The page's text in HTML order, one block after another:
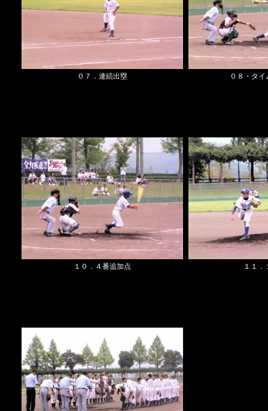
０７．連続出塁 ０８・タ
１０．４番追加点 １１．